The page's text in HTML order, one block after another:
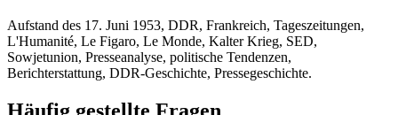
Aufstand des 17. Juni 1953, DDR, Frankreich, Tageszeitungen,
L'Humanité, Le Figaro, Le Monde, Kalter Krieg, SED,
Sowjetunion, Presseanalyse, politische Tendenzen,
Berichterstattung, DDR-Geschichte, Pressegeschichte.
Häufig gestellte Fragen